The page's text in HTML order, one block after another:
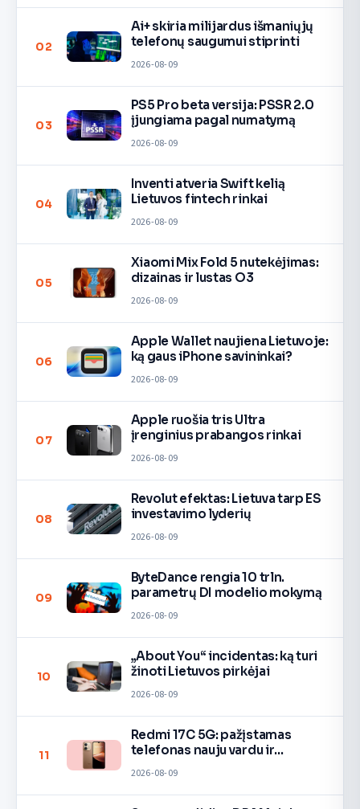
02
Ai+ skiria milijardus išmaniųjų
telefonų saugumui stiprinti
2026-08-09
03
PS5 Pro beta versija: PSSR 2.0
įjungiama pagal numatymą
2026-08-09
04
Inventi atveria Swift kelią
Lietuvos fintech rinkai
2026-08-09
05
Xiaomi Mix Fold 5 nutekėjimas:
dizainas ir lustas O3
2026-08-09
06
Apple Wallet naujiena Lietuvoje:
ką gaus iPhone savininkai?
2026-08-09
07
Apple ruošia tris Ultra
įrenginius prabangos rinkai
2026-08-09
08
Revolut efektas: Lietuva tarp ES
investavimo lyderių
2026-08-09
09
ByteDance rengia 10 trln.
parametrų DI modelio mokymą
2026-08-09
10
„About You“ incidentas: ką turi
žinoti Lietuvos pirkėjai
2026-08-09
11
Redmi 17C 5G: pažįstamas
telefonas nauju vardu ir
2026-08-09